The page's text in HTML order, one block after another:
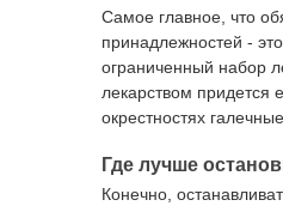
Самое главное, что
принадлежностей -
ограниченный набор
лекарством придется
окрестностях
Где лучше
Конечно,